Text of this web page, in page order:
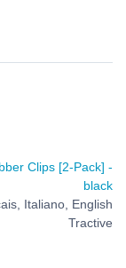
Clips [2-Pack] -
black
Italiano, English
Tractive